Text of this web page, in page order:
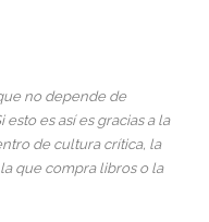
no depende de
es así es gracias a la
de cultura crítica, la
que compra libros o la